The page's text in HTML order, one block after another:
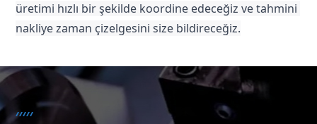
üretimi hızlı bir şekilde koordine edeceğiz ve tahmini
nakliye zaman çizelgesini size bildireceğiz.